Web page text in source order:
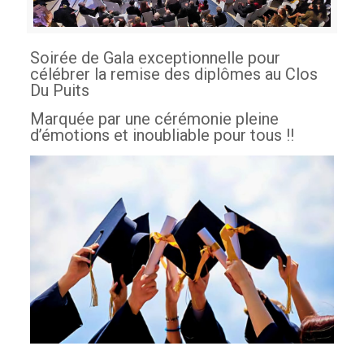
Soirée de Gala exceptionnelle pour
célébrer la remise des diplômes au Clos
Du Puits
Marquée par une cérémonie pleine
d’émotions et inoubliable pour tous !!